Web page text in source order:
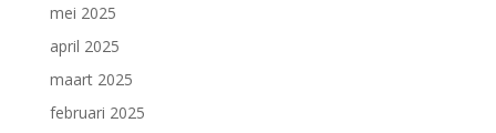
mei 2025
april 2025
maart 2025
februari 2025